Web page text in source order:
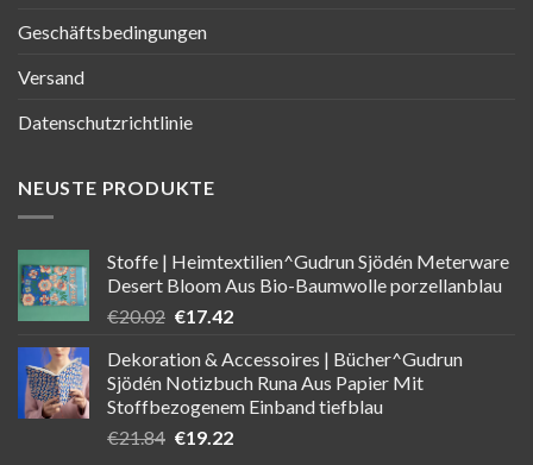
Geschäftsbedingungen
Versand
Datenschutzrichtlinie
NEUSTE PRODUKTE
Stoffe | Heimtextilien^Gudrun Sjödén Meterware
Desert Bloom Aus Bio-Baumwolle porzellanblau
€20.02 Ursprünglicher
war:
€20.02
€17.42Aktueller
ist:
€17.42.
Dekoration & Accessoires | Bücher^Gudrun
Sjödén Notizbuch Runa Aus Papier Mit
Stoffbezogenem Einband tiefblau
€21.84 Ursprünglicher
€19.22Aktueller